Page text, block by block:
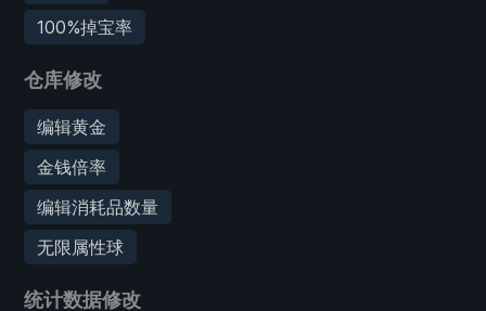
100%掉宝率
仓库修改
编辑黄金
金钱倍率
编辑消耗品数量
无限属性球
统计数据修改